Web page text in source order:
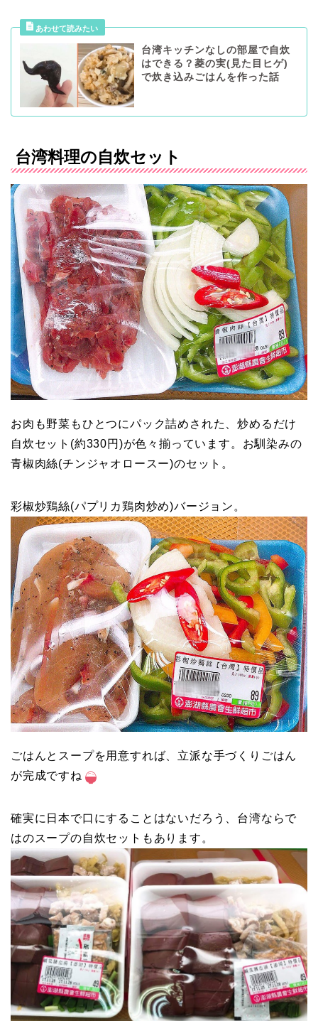
台湾キッチンなしの部屋で自炊
はできる？菱の実(見た目ヒゲ)
で炊き込みごはんを作った話
台湾料理の自炊セット
お肉も野菜もひとつにパック詰めされた、炒めるだけ
自炊セット(約330円)が色々揃っています。お馴染みの
青椒肉絲(チンジャオロースー)のセット。
彩椒炒鶏絲(パプリカ鶏肉炒め)バージョン。
ごはんとスープを用意すれば、立派な手づくりごはん
が完成ですね
確実に日本で口にすることはないだろう、台湾ならで
はのスープの自炊セットもあります。